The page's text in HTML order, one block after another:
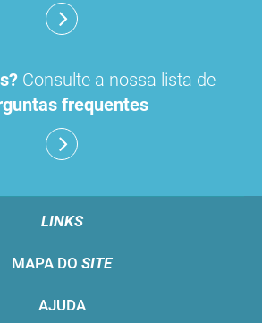
Consulte a nossa lista de
frequentes
LINKS
MAPA DO SITE
AJUDA